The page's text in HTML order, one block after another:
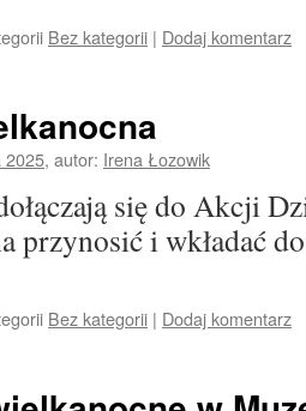
Bez kategorii | Dodaj komentarz
2025, autor: Irena Łozowik
się do Akcji
przynosić i wkładać
Bez kategorii | Dodaj komentarz